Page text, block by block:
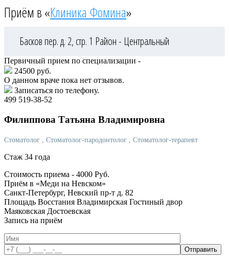
Приём в «Клиника Фомина»
Басков пер. д. 2, стр. 1 Район - Центральный
Первичный прием по специализации -
24500 руб.
О данном враче пока нет отзывов.
Записаться по телефону.
499 519-38-52
Филиппова Татьяна Владимировна
Стоматолог , Стоматолог-пародонтолог , Стоматолог-терапевт
Стаж 34 года
Стоимость приема - 4000 Руб.
Приём в «Меди на Невском»
Санкт-Петербург, Невский пр-т д. 82
Площадь Восстания Владимирская Гостиный двор
Маяковская Достоевская
Запись на приём